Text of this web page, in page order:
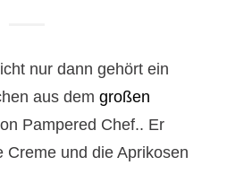
nur dann gehört ein
aus demgroßen
Pampered Chef.. Er
Creme und die Aprikosen